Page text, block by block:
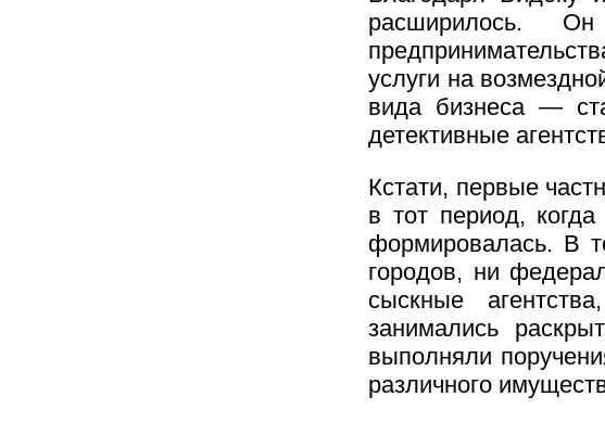
расширилось.
услуги на
вида бизнеса —
детективные
Кстати, первые
в тот период,
формировалась. В
городов, ни
сыскные
занимались
выполняли
различного